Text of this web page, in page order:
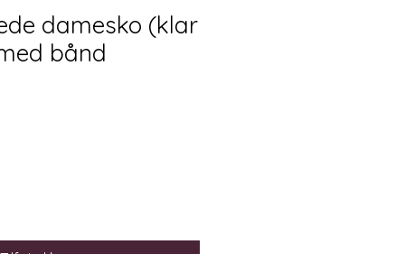
damesko (klar
bånd